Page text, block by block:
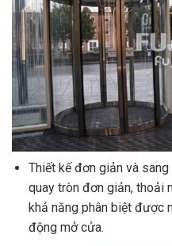
Thiết kế đơn giản và
quay tròn đơn giản, thoải
khả năng phân biệt được
động mở cửa.